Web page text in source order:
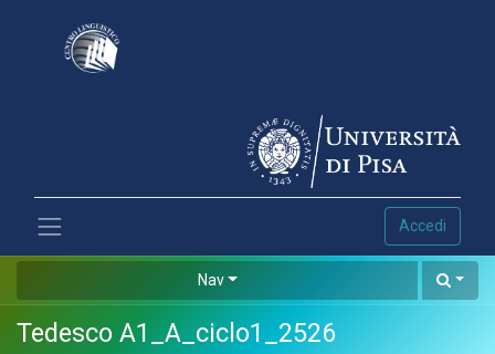
Accedi
Nav
Tedesco A1_A_ciclo1_2526